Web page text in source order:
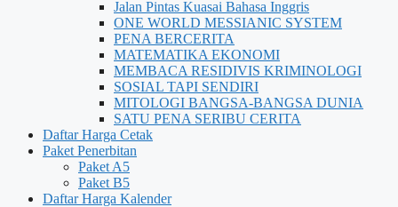
Jalan Pintas Kuasai Bahasa Inggris
ONE WORLD MESSIANIC SYSTEM
PENA BERCERITA
MATEMATIKA EKONOMI
MEMBACA RESIDIVIS KRIMINOLOGI
SOSIAL TAPI SENDIRI
MITOLOGI BANGSA-BANGSA DUNIA
SATU PENA SERIBU CERITA
Daftar Harga Cetak
Paket Penerbitan
Paket A5
Paket B5
Daftar Harga Kalender